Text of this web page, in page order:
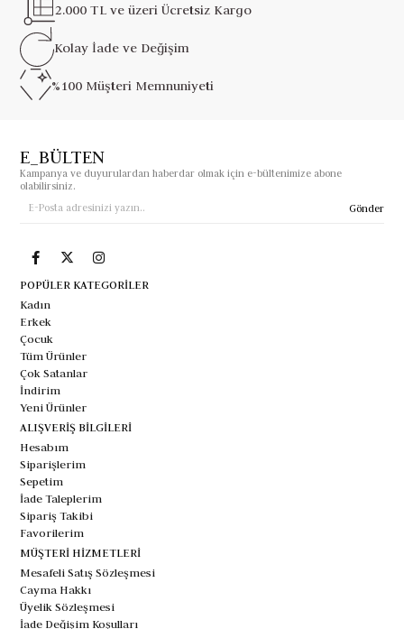
2.000 TL ve üzeriÜcretsiz Kargo
Kolay İade ve Değişim
%100 Müşteri Memnuniyeti
E_BÜLTEN
Kampanya ve duyurulardan haberdar olmak için e-bültenimize abone
olabilirsiniz.
Gönder
POPÜLER KATEGORİLER
Kadın
Erkek
Çocuk
Tüm Ürünler
Çok Satanlar
İndirim
Yeni Ürünler
ALIŞVERİŞ BİLGİLERİ
Hesabım
Siparişlerim
Sepetim
İade Taleplerim
Sipariş Takibi
Favorilerim
MÜŞTERİ HİZMETLERİ
Mesafeli Satış Sözleşmesi
Cayma Hakkı
Üyelik Sözleşmesi
İade Değişim Koşulları